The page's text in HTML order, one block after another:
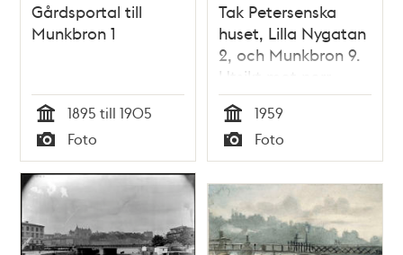
Gårdsportal till
Munkbron 1
Tid
1895 till 1905
Typ
Foto
Tak Petersenska
huset, Lilla Nygatan
2, och Munkbron 9.
Utsikt mot norr
Tid
1959
Typ
Foto